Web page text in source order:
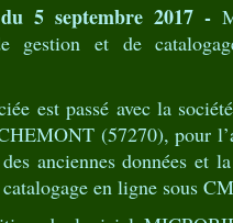
5 septembre 2017 -
gestion et de
est passé avec la
(57270), pour
anciennes données et
en ligne sous